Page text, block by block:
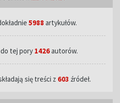
5988 artykułów.
do tej pory 1426autorów.
się treści z 603 źródeł.